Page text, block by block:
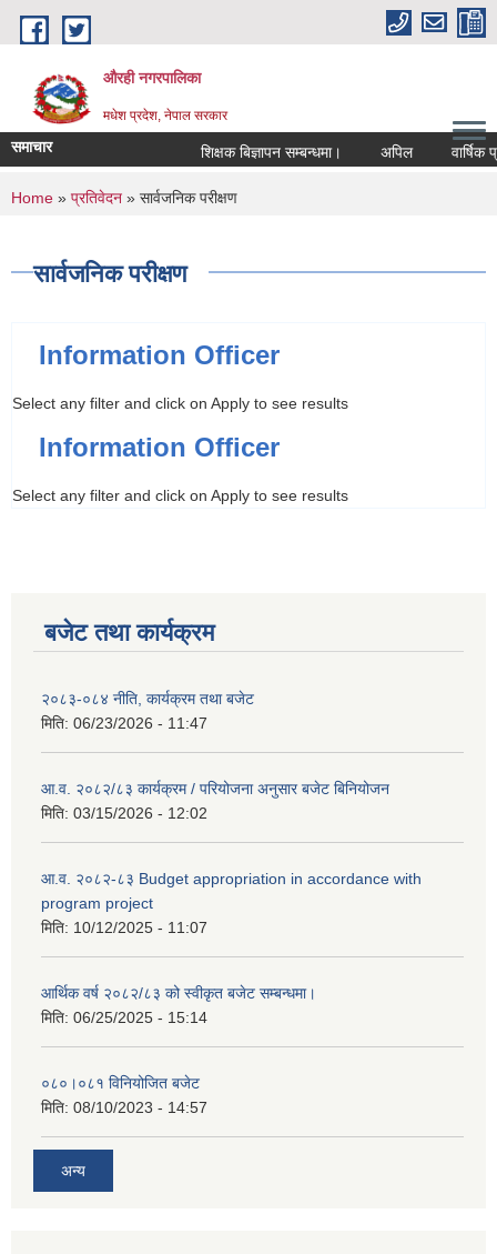
Skip to main content
औरही नगरपालिका
मधेश प्रदेश, नेपाल सरकार
समाचार शिक्षक बिज्ञापन सम्बन्धमा। अपिल वार्षिक
You are here
Home » प्रतिवेदन » सार्वजनिक परीक्षण
सार्वजनिक परीक्षण
Information Officer
Select any filter and click on Apply to see results
Information Officer
Select any filter and click on Apply to see results
बजेट तथा कार्यक्रम
२०८३-०८४ नीति, कार्यक्रम तथा बजेट
मिति: 06/23/2026 - 11:47
आ.व. २०८२/८३ कार्यक्रम / परियोजना अनुसार बजेट बिनियोजन
मिति: 03/15/2026 - 12:02
आ.व. २०८२-८३ Budget appropriation in accordance with
program project
मिति: 10/12/2025 - 11:07
आर्थिक वर्ष २०८२/८३ को स्वीकृत बजेट सम्बन्धमा।
मिति: 06/25/2025 - 15:14
०८०।०८१ विनियोजित बजेट
मिति: 08/10/2023 - 14:57
अन्य